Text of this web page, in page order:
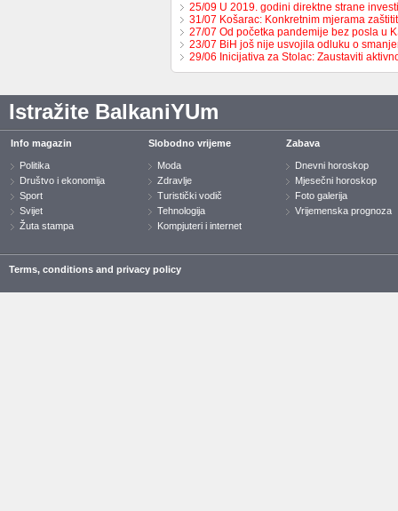
25/09 U 2019. godini direktne strane
31/07 Košarac: Konkretnim mjerama
27/07 Od početka pandemije bez posla u
23/07 BiH još nije usvojila odluku o
29/06 Inicijativa za Stolac: Zaustaviti
Istražite BalkaniYUm
Info magazin
Politika
Društvo i ekonomija
Sport
Svijet
Žuta stampa
Slobodno vrijeme
Moda
Zdravlje
Turistički vodič
Tehnologija
Kompjuteri i internet
Zabava
Dnevni horoskop
Mjesečni horoskop
Foto galerija
Vrijemenska prognoza
Terms, conditions and privacy policy